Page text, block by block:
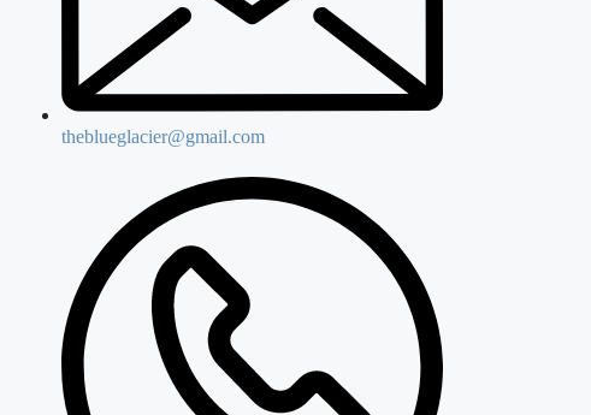
theblueglacier@gmail.com